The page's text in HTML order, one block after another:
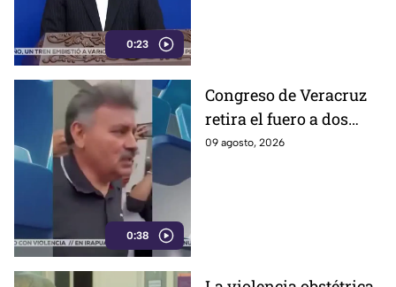
0:23
0:38
Congreso de Veracruz
retira el fuero a dos
alcaldes; revelan
09 agosto, 2026